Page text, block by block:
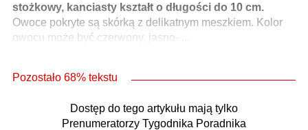
stożkowy, kanciasty kształt o długości do 10 cm.
Owoce pokryte są skórką z delikatnym meszkiem. Kolor
owocu może być czerwony, jasno- ...
Pozostało 68% tekstu
Dostęp do tego artykułu mają tylko
Prenumeratorzy Tygodnika Poradnika